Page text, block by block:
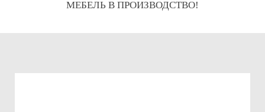
МЕБЕЛЬ В ПРОИЗВОДСТВО!